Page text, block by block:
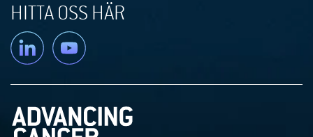
HITTA OSS HÄR
Linkedin YouTube